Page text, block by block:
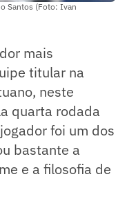
Santos (Foto: Ivan
mais
titular na
neste
quarta rodada
foi um dos
bastante a
e a filosofia de